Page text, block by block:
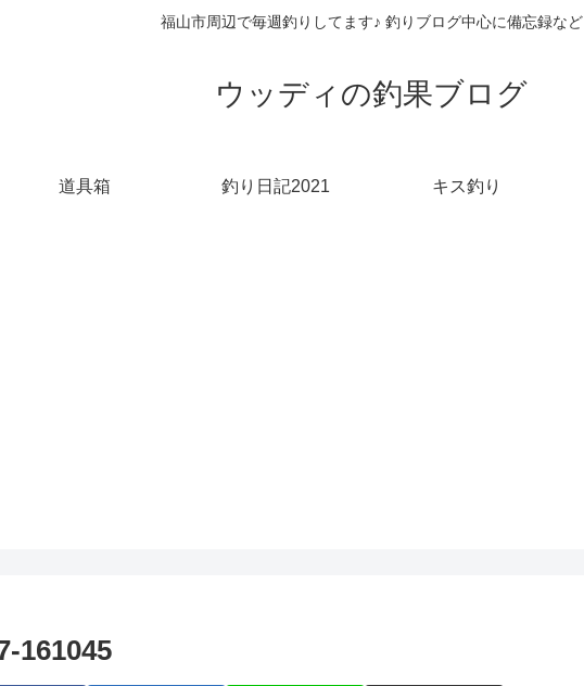
福山市周辺で毎週釣りしてます♪ 釣りブログ中心に備忘録など
ウッディの釣果ブログ
道具箱 釣り日記2021 キス釣り
161045